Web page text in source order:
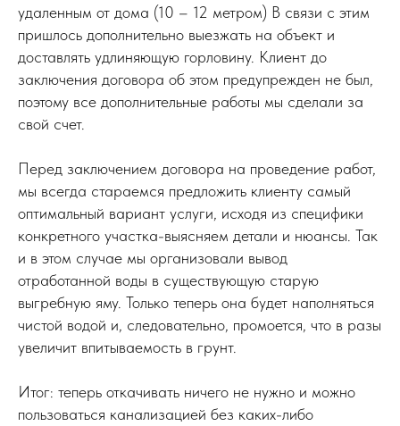
удаленным от дома (10 – 12 метром) В связи с этим
пришлось дополнительно выезжать на объект и
доставлять удлиняющую горловину. Клиент до
заключения договора об этом предупрежден не был,
поэтому все дополнительные работы мы сделали за
свой счет.
Перед заключением договора на проведение работ,
мы всегда стараемся предложить клиенту самый
оптимальный вариант услуги, исходя из специфики
конкретного участка-выясняем детали и нюансы. Так
и в этом случае мы организовали вывод
отработанной воды в существующую старую
выгребную яму. Только теперь она будет наполняться
чистой водой и, следовательно, промоется, что в разы
увеличит впитываемость в грунт.
Итог: теперь откачивать ничего не нужно и можно
пользоваться канализацией без каких-либо